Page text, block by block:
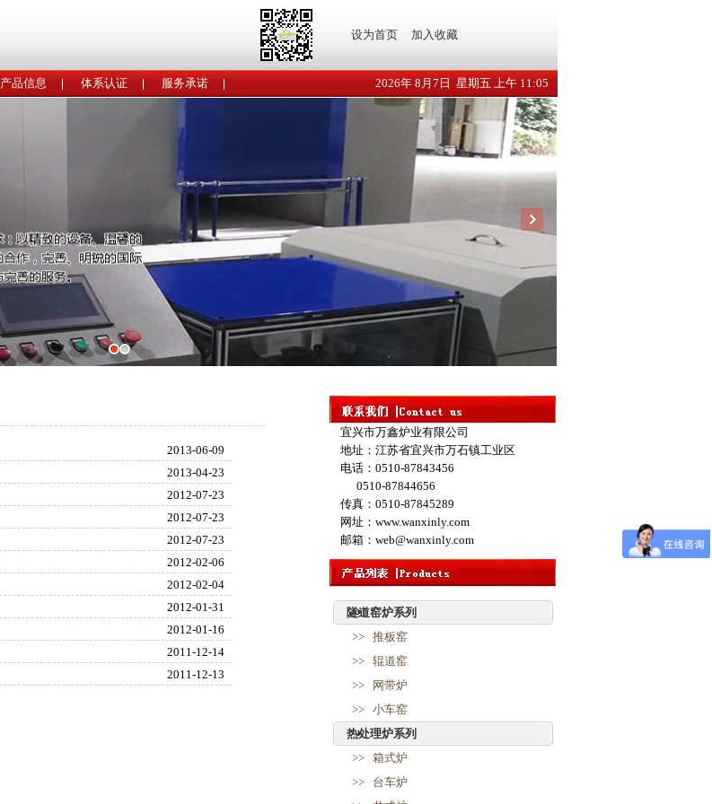
设为首页 加入收藏
产品信息 体系认证
服务承诺
2026年 8月7日 星期五 上午 11:05
2013-06-09
2013-04-23
2012-07-23
2012-07-23
2012-07-23
2012-02-06
2012-02-04
2012-01-31
2012-01-16
2011-12-14
2011-12-13
宜兴市万鑫炉业有限公司
地址：江苏省宜兴市万石镇工业区
电话：0510-87843456
0510-87844656
传真：0510-87845289
网址：www.wanxinly.com
邮箱：web@wanxinly.com
隧道窑炉系列
>> 推板窑
>> 辊道窑
>> 网带炉
>> 小车窑
热处理炉系列
>> 箱式炉
>> 台车炉